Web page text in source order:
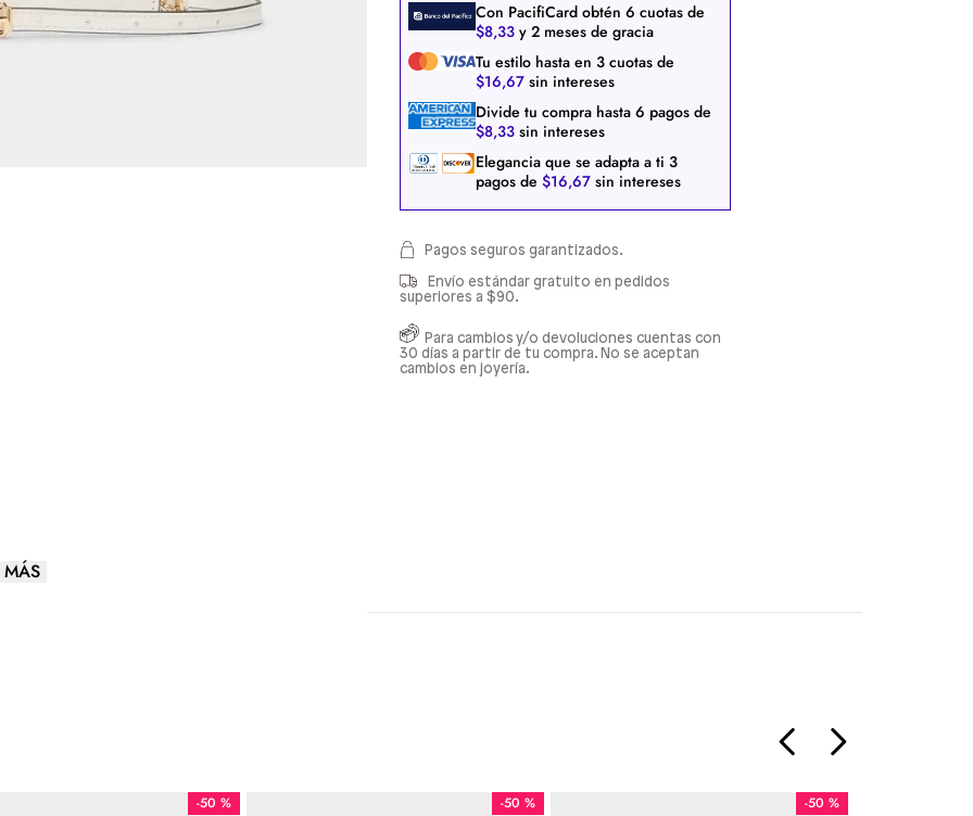
Con PacifiCard obtén 6 cuotas de
$8,33 y 2 meses de gracia
Tu estilo hasta en 3 cuotas de
$16,67 sin intereses
Divide tu compra hasta 6 pagos de
$8,33 sin intereses
Elegancia que se adapta a ti 3
pagos de $16,67 sin intereses
Pagos seguros garantizados.
Envío estándar gratuito en pedidos
superiores a $90.
Para cambios y/o devoluciones cuentas con
30 días a partir de tu compra. No se aceptan
cambios en joyería.
-50 % -50 % -50 %